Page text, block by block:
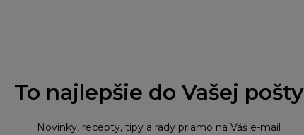
To najlepšie do Vašej pošty
Novinky, recepty, tipy a rady priamo na Váš e-mail